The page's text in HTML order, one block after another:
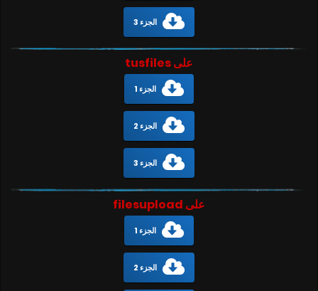
الجزء 3
على tusfiles
الجزء 1
الجزء 2
الجزء 3
على filesupload
الجزء 1
الجزء 2